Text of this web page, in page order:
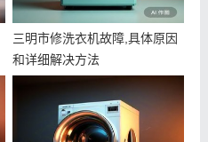
三明市修洗衣机故障,具体原因
和详细解决方法